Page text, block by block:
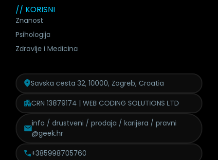
// KORISNI
Znanost
Psihologija
Zdravlje i Medicina
Savska cesta 32, 10000, Zagreb, Croatia
CRN 13879174 | WEB CODING SOLUTIONS LTD
info / drustveni / prodaja / karijera / pravni
@geek.hr
+385998705760